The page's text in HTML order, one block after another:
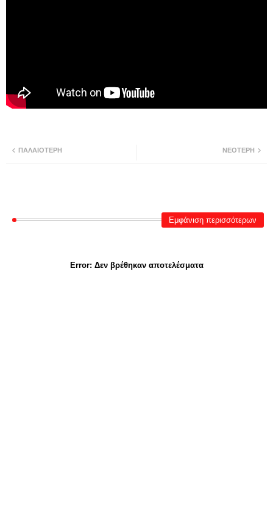
ΝΕΌΤΕΡΗ
ΠΑΛΑΙΌΤΕΡΗ
Εμφάνιση περισσότερων
Error: Δεν βρέθηκαν αποτελέσματα